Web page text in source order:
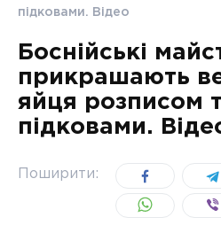
СВІТ
УКРАЇНА
підковами. Відео
Боснійські
прикрашають
яйця розписом
підковами.
Поширити: